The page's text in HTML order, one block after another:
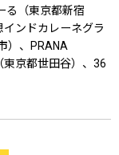
る（東京都新宿
ンドカレーネグラ
）、PRANA
東京都世田谷）、36